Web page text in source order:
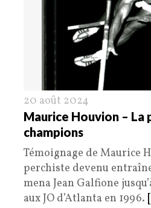
20 août 2024
Maurice Houvion – La
champions
Témoignage de Maurice
perchiste devenu
mena Jean Galfione
aux JO d’Atlanta en 1996.